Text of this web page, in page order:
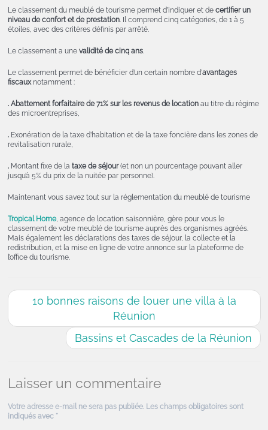
Le classement du meublé de tourisme permet d’indiquer et de certifier un
niveau de confort et de prestation. Il comprend cinq catégories, de 1 à 5
étoiles, avec des critères définis par arrêté.
Le classement a une validité de cinq ans.
Le classement permet de bénéficier d’un certain nombre d’avantages
fiscauxnotamment :
. Abattement forfaitaire de 71% sur les revenus de locationau titre du régime
des microentreprises,
.Exonération de la taxe d’habitation et de la taxe foncière dans les zones de
revitalisation rurale,
.Montant fixe de la taxe de séjour(et non un pourcentage pouvant aller
jusqu’à 5% du prix de la nuitée par personne).
Maintenant vous savez tout sur la réglementation du meublé de tourisme
Tropical Home, agence de location saisonnière, gère pour vous le
classement de votre meublé de tourisme auprès des organismes agréés.
Mais également les déclarations des taxes de séjour, la collecte et la
redistribution, et la mise en ligne de votre annonce sur la plateforme de
l’office du tourisme.
10 bonnes raisons de louer une villa à la
Réunion
Bassins et Cascades de la Réunion
Laisser un commentaire
Votre adresse e-mail ne sera pas publiée. Les champs obligatoires sont
indiqués avec *